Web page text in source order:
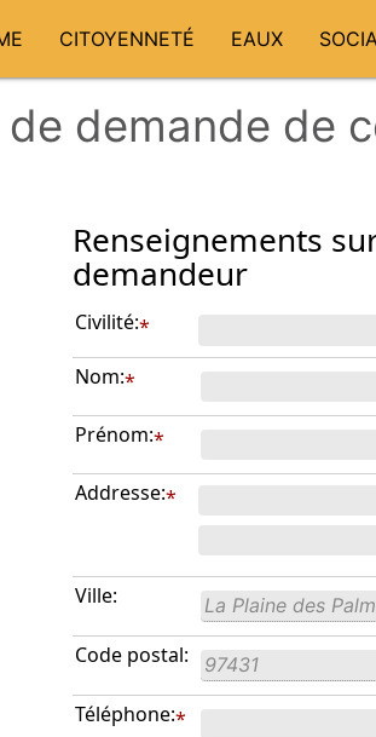
CITOYENNETÉ EAUX
demande de
Renseignements
demandeur
Civilité:*
Nom:*
Prénom:*
Addresse:*
Ville:
Code postal:
Téléphone:*